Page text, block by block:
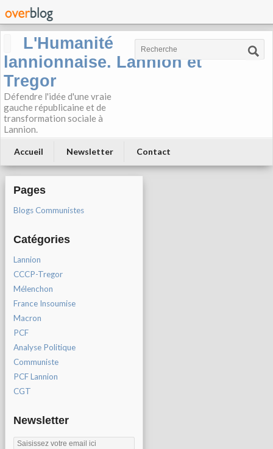
L'Humanité
lannionnaise. Lannion et
Tregor
Défendre l'idée d'une vraie
gauche républicaine et de
transformation sociale à
Lannion.
Accueil Newsletter Contact
Pages
Blogs Communistes
Catégories
Lannion
CCCP-Tregor
Mélenchon
France Insoumise
Macron
PCF
Analyse Politique
Communiste
PCF Lannion
CGT
Newsletter